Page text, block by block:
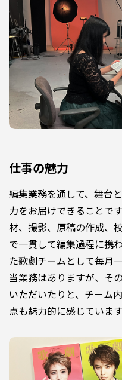
仕事の魅力
編集業務を通して、舞台
力をお届けできることで
材、撮影、原稿の作成、
で一貫して編集過程に携
た歌劇チームとして毎月
当業務はありますが、そ
いただいたりと、チーム
点も魅力的に感じています